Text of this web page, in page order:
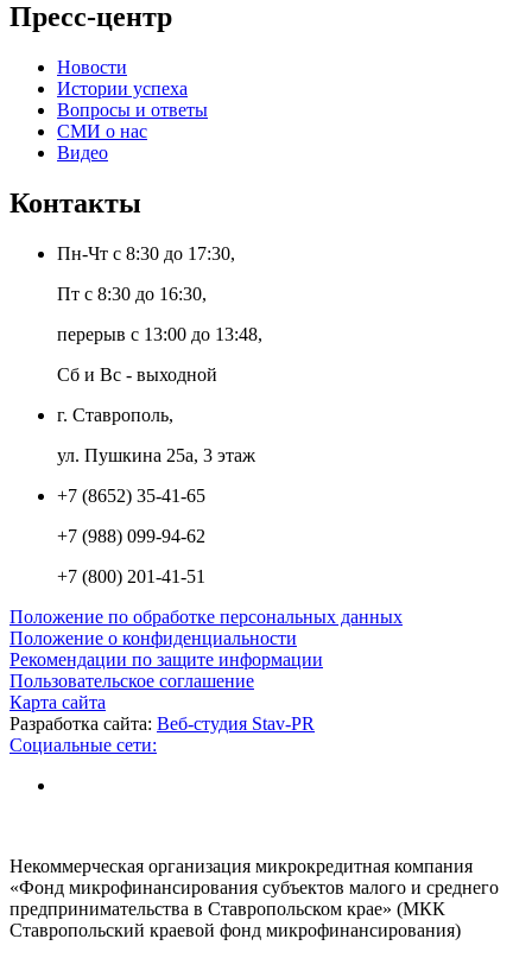
Пресс-центр
Новости
Истории успеха
Вопросы и ответы
СМИ о нас
Видео
Контакты
Пн-Чт с 8:30 до 17:30,
Пт с 8:30 до 16:30,
перерыв с 13:00 до 13:48,
Сб и Вс - выходной
г. Ставрополь,
ул. Пушкина 25а, 3 этаж
+7 (8652) 35-41-65
+7 (988) 099-94-62
+7 (800) 201-41-51
Положение по обработке персональных данных
Положение о конфиденциальности
Рекомендации по защите информации
Пользовательское соглашение
Карта сайта
Разработка сайта: Веб-студия Stav-PR
Социальные сети:
Некоммерческая организация микрокредитная компания
«Фонд микрофинансирования субъектов малого и среднего
предпринимательства в Ставропольском крае» (МКК
Ставропольский краевой фонд микрофинансирования)